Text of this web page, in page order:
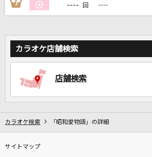
3 ---- 回 ----
カラオケ店舗検索
店舗検索
カラオケ検索 「昭和愛物語」の詳細
サイトマップ